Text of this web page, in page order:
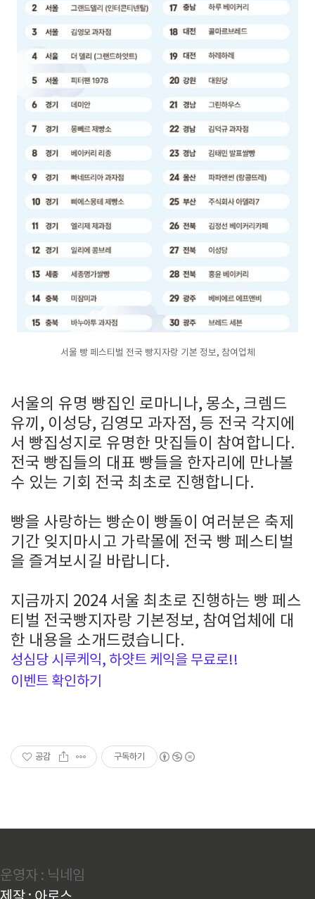
서울 빵 페스티벌 전국 빵지자랑 기본 정보, 참여업체
서울의 유명 빵집인 로마니나, 몽소, 크렘드
유끼, 이성당, 김영모 과자점, 등 전국 각지에
서 빵집성지로 유명한 맛집들이 참여합니다.
전국 빵집들의 대표 빵들을 한자리에 만나볼
수 있는 기회 전국 최초로 진행합니다.
빵을 사랑하는 빵순이 빵돌이 여러분은 축제
기간 잊지마시고 가락몰에 전국 빵 페스티벌
을 즐겨보시길 바랍니다.
지금까지 2024 서울 최초로 진행하는 빵 페스
티벌 전국빵지자랑 기본정보, 참여업체에 대
한 내용을 소개드렸습니다.
성심당 시루케익, 하얏트 케익을 무료로!!
이벤트 확인하기
공감 구독하기
운영자 : 닉네임